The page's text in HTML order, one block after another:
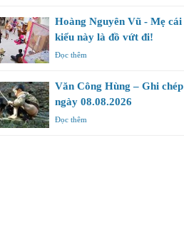
Hoàng Nguyên Vũ - Mẹ cái
kiểu này là đồ vứt đi!
Đọc thêm
Văn Công Hùng – Ghi chép
ngày 08.08.2026
Đọc thêm